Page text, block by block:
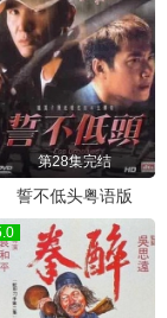
第28集完结
誓不低头粤语版